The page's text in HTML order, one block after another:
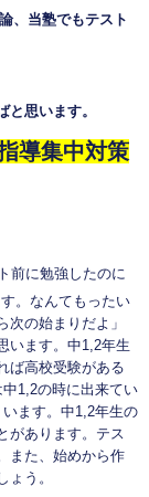
、当塾でもテスト
思います。
導集中対策
前に勉強したのに
。なんてもったい
の始まりだよ」
います。中1,2年生
ば高校受験がある
1,2の時に出来てい
ます。中1,2年生の
があります。テス
また、始めから作
う。